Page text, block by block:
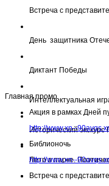
Встреча с
День защитника
Диктант Победы
Интеллектуальная
Исторический
Лето в парке.
Главная промо
Акция в рамках Дней
http://www.xn--
Библионочь
http://www.xn--
Встреча с